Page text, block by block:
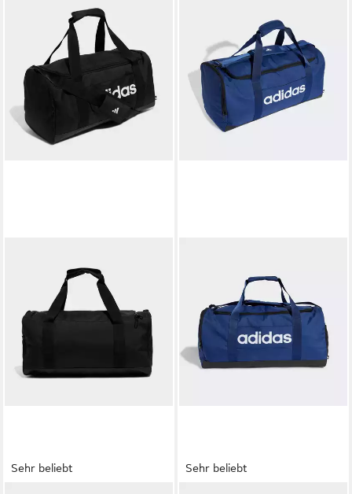
Sehr beliebt Sehr beliebt